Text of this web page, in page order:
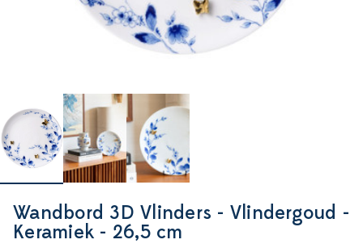
Wandbord 3D Vlinders - Vlindergoud -
Keramiek - 26,5 cm